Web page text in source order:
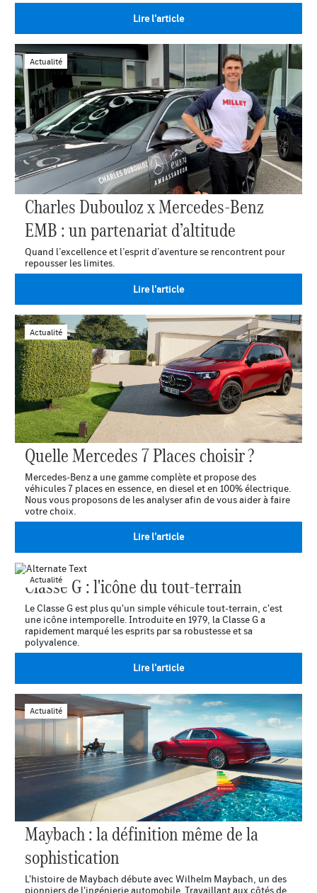
Lire l'article
Charles Dubouloz x Mercedes-Benz
EMB : un partenariat d’altitude
Quand l’excellence et l’esprit d’aventure se rencontrent pour
repousser les limites.
Lire l'article
Actualité
Quelle Mercedes 7 Places choisir ?
Mercedes-Benz a une gamme complète et propose des
véhicules 7 places en essence, en diesel et en 100% électrique.
Nous vous proposons de les analyser afin de vous aider à faire
votre choix.
Lire l'article
Actualité
Classe G : l'icône du tout-terrain
Le Classe G est plus qu'un simple véhicule tout-terrain, c'est
une icône intemporelle. Introduite en 1979, la Classe G a
rapidement marqué les esprits par sa robustesse et sa
polyvalence.
Lire l'article
Actualité
Maybach : la définition même de la
sophistication
L'histoire de Maybach débute avec Wilhelm Maybach, un des
pionniers de l'ingénierie automobile. Travaillant aux côtés de
Actualité